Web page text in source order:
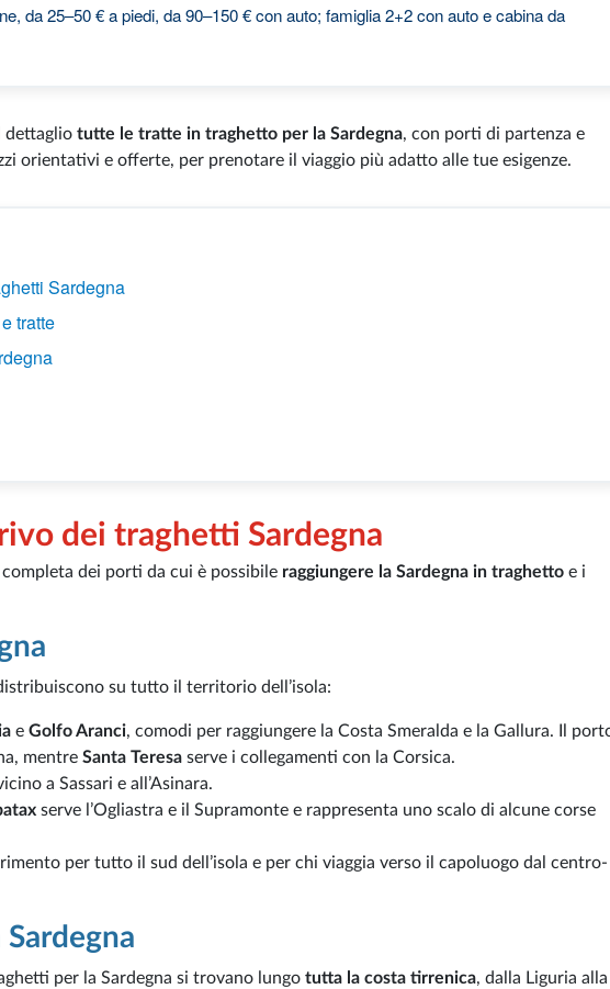
da 25–50 € a piedi, da 90–150 € con auto; famiglia 2+2 con auto e cabina da
dettaglio tutte le tratte in traghetto per la Sardegna, con porti di partenza e
orientativi e offerte, per prenotare il viaggio più adatto alle tue esigenze.
Sardegna
tratte
dei traghetti Sardegna
dei porti da cui è possibile raggiungere la Sardegna in traghetto e i
su tutto il territorio dell’isola:
e Golfo Aranci, comodi per raggiungere la Costa Smeralda e la Gallura. Il
mentre Santa Teresa serve i collegamenti con la Corsica.
a Sassari e all’Asinara.
serve l’Ogliastra e il Supramonte e rappresenta uno scalo di alcune corse
per tutto il sud dell’isola e per chi viaggia verso il capoluogo dal centro-
per la Sardegna si trovano lungo tutta la costa tirrenica, dalla Liguria alla